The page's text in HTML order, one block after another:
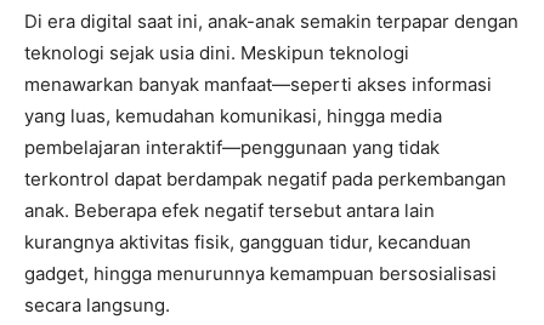
Di era digital saat ini, anak-anak semakin terpapar dengan
teknologi sejak usia dini. Meskipun teknologi
menawarkan banyak manfaat—seperti akses informasi
yang luas, kemudahan komunikasi, hingga media
pembelajaran interaktif—penggunaan yang tidak
terkontrol dapat berdampak negatif pada perkembangan
anak. Beberapa efek negatif tersebut antara lain
kurangnya aktivitas fisik, gangguan tidur, kecanduan
gadget, hingga menurunnya kemampuan bersosialisasi
secara langsung.